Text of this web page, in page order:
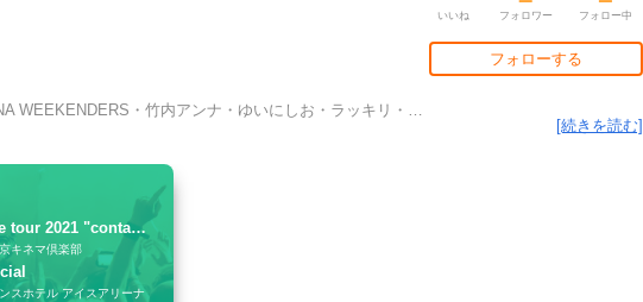
いいね フォロワー フォロー中
フォローする
WEEKENDERS・竹内アンナ・ゆいにしお・ラッキリ・ …
[続きを読む]
showmore release tour 2021 "contact"
キネマ倶楽部
スホテル アイスアリーナ